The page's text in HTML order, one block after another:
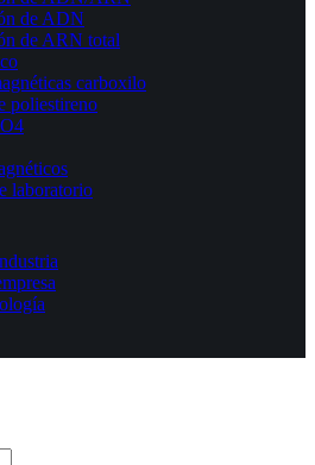
de ADN
de ARN total
carboxilo
poliestireno
laboratorio